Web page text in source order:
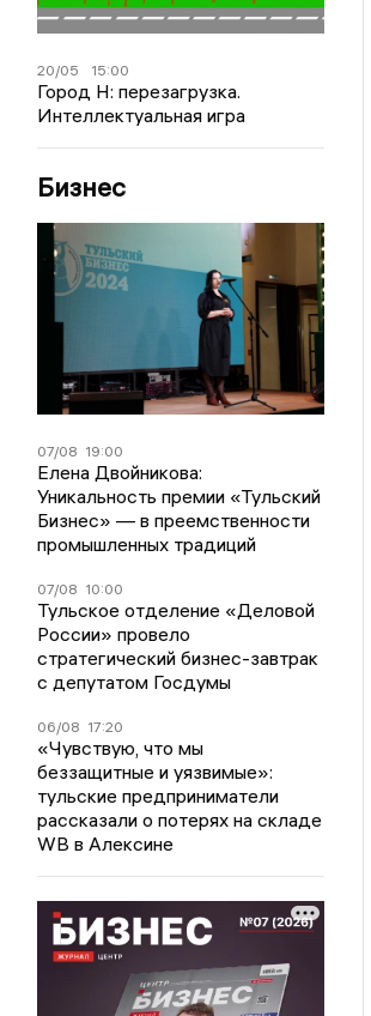
20/05 15:00
Город Н: перезагрузка.
Интеллектуальная игра
Бизнес
07/08 19:00
Елена Двойникова:
Уникальность премии «Тульский
Бизнес» — в преемственности
промышленных традиций
07/08 10:00
Тульское отделение «Деловой
России» провело
стратегический бизнес-завтрак
с депутатом Госдумы
06/08 17:20
«Чувствую, что мы
беззащитные и уязвимые»:
тульские предприниматели
рассказали о потерях на складе
WB в Алексине